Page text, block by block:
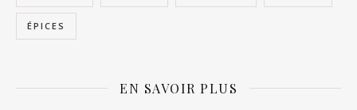
ÉPICES
EN SAVOIR PLUS